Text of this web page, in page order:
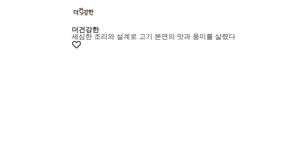
더건강한
세심한 조리와 설계로 고기 본연의 맛과 풍미를 살렸다